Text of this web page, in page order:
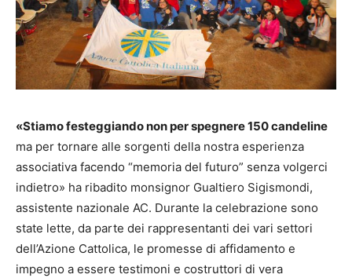
«Stiamo festeggiando non per spegnere 150 candeline
ma per tornare alle sorgenti della nostra esperienza
associativa facendo “memoria del futuro” senza volgerci
indietro» ha ribadito monsignor Gualtiero Sigismondi,
assistente nazionale AC. Durante la celebrazione sono
state lette, da parte dei rappresentanti dei vari settori
dell’Azione Cattolica, le promesse di affidamento e
impegno a essere testimoni e costruttori di vera